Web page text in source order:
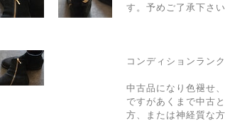
す。予めご了承下さい
コンディションラン
中古品になり色褪せ
ですがあくまで中古
方、または神経質な